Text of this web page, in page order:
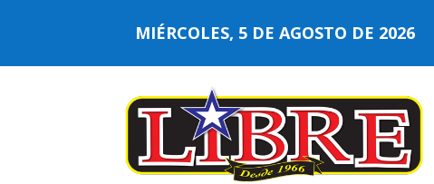
MIÉRCOLES, 5 DE AGOSTO DE 2026